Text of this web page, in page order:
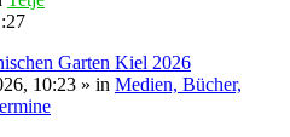
Garten Kiel 2026
10:23 » in Medien, Bücher,